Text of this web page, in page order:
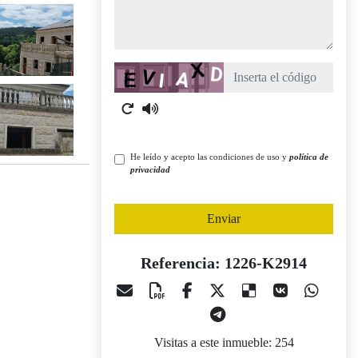
Captcha
He leído y acepto las condiciones de uso y política de
privacidad
Enviar
Referencia: 1226-K2914
Visitas a este inmueble: 254